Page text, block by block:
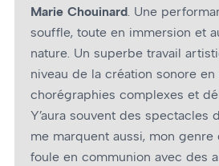
Marie Chouinard. Une
souffle, toute en immersion et
nature. Un superbe travail
niveau de la création sonore
chorégraphies complexes et
Y’aura souvent des spectacles
me marquent aussi, mon genre
foule en communion avec des